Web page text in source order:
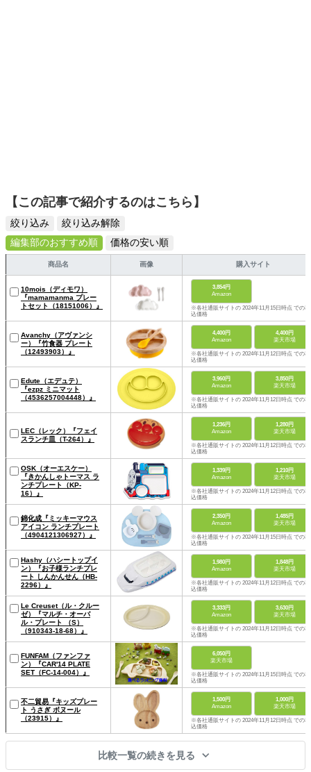
【この記事で紹介するのはこちら】
絞り込み
絞り込み解除
編集部のおすすめ順
価格の安い順
商品名 画像 購入サイト
10mois（ディモワ）
『mamamanma プレー
トセット（18151006）』
3,854円
Amazon
※各社通販サイトの 2024年11月15日時点 での税
込価格
Avanchy（アヴァンシ
ー）『竹食器 プレート
（12493903）』
4,400円
Amazon
4,400円
楽天市場
※各社通販サイトの 2024年11月12日時点 での税
込価格
Edute（エデュテ）
『ezpz ミニマット
（4536257004448）』
3,960円
Amazon
3,850円
楽天市場
※各社通販サイトの 2024年11月12日時点 での税
込価格
LEC（レック）『フェイ
スランチ皿（T-264）』
1,236円
Amazon
1,280円
楽天市場
※各社通販サイトの 2024年11月12日時点 での税
込価格
OSK（オーエスケー）
『きかんしゃトーマス ラ
ンチプレート（KP-
16）』
1,339円
Amazon
1,210円
楽天市場
※各社通販サイトの 2024年11月12日時点 での税
込価格
錦化成『ミッキーマウス
アイコン ランチプレート
（4904121306927）』
2,350円
Amazon
1,485円
楽天市場
※各社通販サイトの 2024年11月15日時点 での税
込価格
Hashy（ハシートップイ
ン）『お子様ランチプレ
ート しんかんせん（HB-
2296）』
1,980円
Amazon
1,848円
楽天市場
※各社通販サイトの 2024年11月12日時点 での税
込価格
Le Creuset（ル・クルー
ゼ）『マルチ・オーバ
ル・プレート （S）
（910343-18-68）』
3,333円
Amazon
3,630円
楽天市場
※各社通販サイトの 2024年11月12日時点 での税
込価格
FUNFAM（ファンファ
ン）『CAR'14 PLATE
SET（FC-14-004）』
6,050円
楽天市場
※各社通販サイトの 2024年11月15日時点 での税
込価格
不二貿易『キッズプレー
ト うさぎ ボヌール
（23915）』
1,500円
Amazon
1,000円
楽天市場
※各社通販サイトの 2024年11月12日時点 での税
込価格
比較一覧の続きを見る